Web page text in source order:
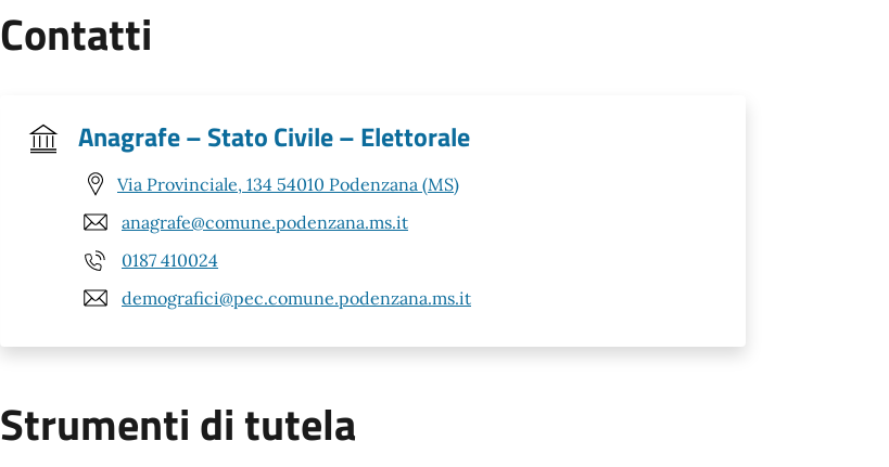
Contatti
Anagrafe – Stato Civile – Elettorale
Via Provinciale, 134 54010 Podenzana (MS)
anagrafe@comune.podenzana.ms.it
0187 410024
demografici@pec.comune.podenzana.ms.it
Strumenti di tutela